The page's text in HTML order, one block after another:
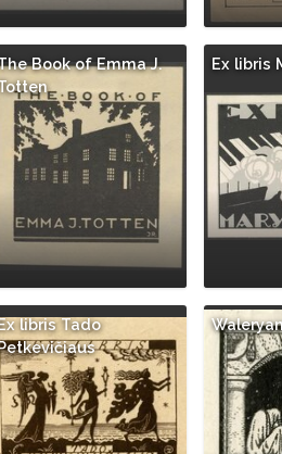
Book of Emma J.
Ex libris
libris Tado